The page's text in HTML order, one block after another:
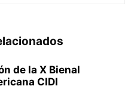
de la X Bienal
CIDI